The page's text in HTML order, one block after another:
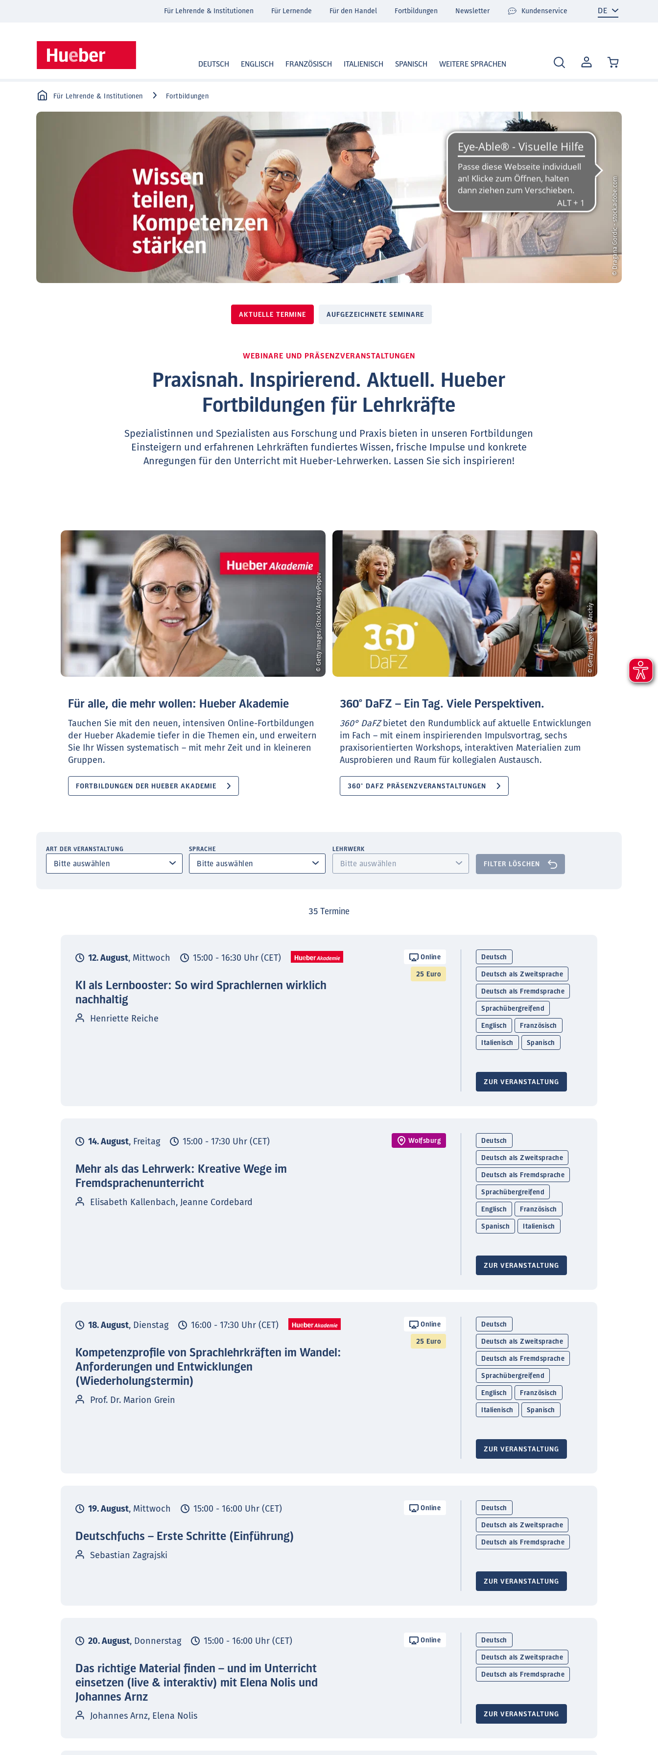
MEIN
KONTO
DEUTSCH ENGLISCH FRANZÖSISCH ITALIENISCH SPANISCH WEITERE SPRACHEN
Für Lehrende & Institutionen Für Lernende Für den Handel Fortbildungen Newsletter Kundenservice
Für Lehrende & Institutionen Fortbildungen
© Dragana Gordic - stock.adobe.com
AKTUELLE TERMINE AUFGEZEICHNETE SEMINARE
WEBINARE UND PRÄSENZVERANSTALTUNGEN
Praxisnah. Inspirierend. Aktuell. Hueber
Fortbildungen für Lehrkräfte
Spezialistinnen und Spezialisten aus Forschung und Praxis bieten in unseren Fortbildungen
Einsteigern und erfahrenen Lehrkräften fundiertes Wissen, frische Impulse und konkrete
Anregungen für den Unterricht mit Hueber-Lehrwerken. Lassen Sie sich inspirieren!
© Getty Images/iStock/AndreyPopov
Für alle, die mehr wollen: Hueber Akademie
Tauchen Sie mit den neuen, intensiven Online-Fortbildungen
der Hueber Akademie tiefer in die Themen ein, und erweitern
Sie Ihr Wissen systematisch – mit mehr Zeit und in kleineren
Gruppen.
FORTBILDUNGEN DER HUEBER AKADEMIE
© Getty Images/E+/Anchiy
360° DaFZ – Ein Tag. Viele Perspektiven.
360° DaFZbietet den Rundumblick auf aktuelle Entwicklungen
im Fach – mit einem inspirierenden Impulsvortrag, sechs
praxisorientierten Workshops, interaktiven Materialien zum
Ausprobieren und Raum für kollegialen Austausch.
360° DAFZ PRÄSENZVERANSTALTUNGEN
ART DER VERANSTALTUNG SPRACHE LEHRWERK
FILTER LÖSCHEN
35 Termine
12. August, Mittwoch 15:00 - 16:30 Uhr (CET) Online
25 Euro
KI als Lernbooster: So wird Sprachlernen wirklich
nachhaltig
Henriette Reiche
Deutsch
Deutsch als Zweitsprache
Deutsch als Fremdsprache
Sprachübergreifend
Englisch Französisch
Italienisch Spanisch
ZUR VERANSTALTUNG
14. August, Freitag 15:00 - 17:30 Uhr (CET) Wolfsburg
Mehr als das Lehrwerk: Kreative Wege im
Fremdsprachenunterricht
Elisabeth Kallenbach, Jeanne Cordebard
Deutsch
Deutsch als Zweitsprache
Deutsch als Fremdsprache
Sprachübergreifend
Englisch Französisch
Spanisch Italienisch
ZUR VERANSTALTUNG
18. August, Dienstag 16:00 - 17:30 Uhr (CET) Online
25 Euro
Kompetenzprofile von Sprachlehrkräften im Wandel:
Anforderungen und Entwicklungen
(Wiederholungstermin)
Prof. Dr. Marion Grein
Deutsch
Deutsch als Zweitsprache
Deutsch als Fremdsprache
Sprachübergreifend
Englisch Französisch
Italienisch Spanisch
ZUR VERANSTALTUNG
19. August, Mittwoch 15:00 - 16:00 Uhr (CET) Online
Deutschfuchs – Erste Schritte (Einführung)
Sebastian Zagrajski
Deutsch
Deutsch als Zweitsprache
Deutsch als Fremdsprache
ZUR VERANSTALTUNG
20. August, Donnerstag 15:00 - 16:00 Uhr (CET) Online
Das richtige Material finden – und im Unterricht
einsetzen (live & interaktiv) mit Elena Nolis und
Johannes Arnz
Johannes Arnz, Elena Nolis
Deutsch
Deutsch als Zweitsprache
Deutsch als Fremdsprache
ZUR VERANSTALTUNG